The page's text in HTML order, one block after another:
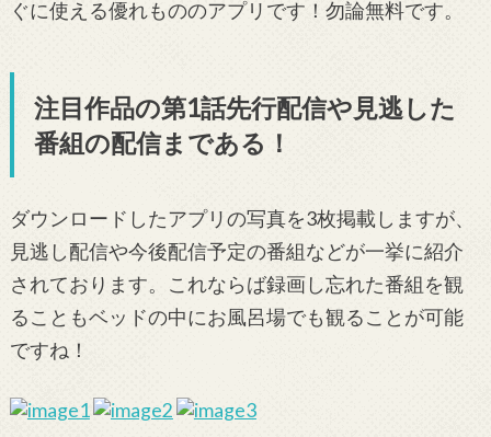
ぐに使える優れもののアプリです！勿論無料です。
注目作品の第1話先行配信や見逃した
番組の配信まである！
ダウンロードしたアプリの写真を3枚掲載しますが、
見逃し配信や今後配信予定の番組などが一挙に紹介
されております。これならば録画し忘れた番組を観
ることもベッドの中にお風呂場でも観ることが可能
ですね！